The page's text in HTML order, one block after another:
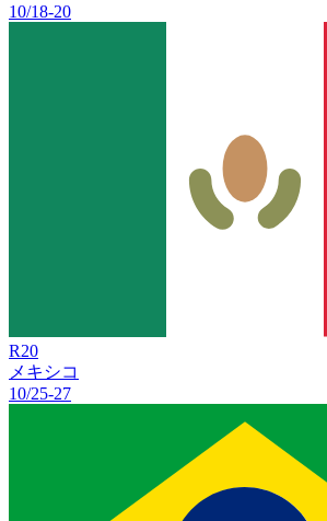
10/18-20
R20
メキシコ
10/25-27